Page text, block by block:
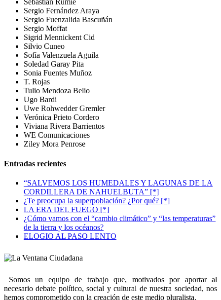
Sebastián Rumie
Sergio Fernández Araya
Sergio Fuenzalida Bascuñán
Sergio Moffat
Sigrid Mennickent Cid
Silvio Cuneo
Sofía Valenzuela Aguila
Soledad Garay Pita
Sonia Fuentes Muñoz
T. Rojas
Tulio Mendoza Belio
Ugo Bardi
Uwe Rohwedder Gremler
Verónica Prieto Cordero
Viviana Rivera Barrientos
WE Comunicaciones
Ziley Mora Penrose
Entradas recientes
“SALVEMOS LOS HUMEDALES Y LAGUNAS DE LA
CORDILLERA DE NAHUELBUTA” [*]
¿Te preocupa la superpoblación? ¿Por qué? [*]
LA ERA DEL FUEGO [*]
¿Cómo vamos con el “cambio climático” y “las temperaturas”
de la tierra y los océanos?
ELOGIO AL PASO LENTO
Somos un equipo de trabajo que, motivados por aportar al
necesario debate político, social y cultural de nuestra sociedad, nos
hemos comprometido con la creación de este medio pluralista.